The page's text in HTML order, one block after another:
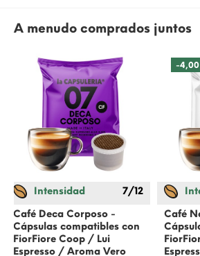
A menudo comprados juntos
Intensidad
7/12
Café Deca Corposo -
Cápsulas compatibles con
FiorFiore Coop / Lui
Espresso / Aroma Vero
-
Café